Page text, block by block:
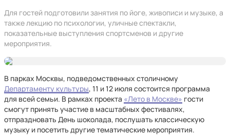
Для гостей подготовили занятия по йоге, живописи и музыке, а
также лекцию по психологии, уличные спектакли,
показательные выступления спортсменов и другие
мероприятия.
В парках Москвы, подведомственных столичному
Департаменту культуры, 11 и 12 июля состоится программа
для всей семьи. В рамках проекта «Лето в Москве» гости
смогут принять участие в масштабных фестивалях,
отпраздновать День шоколада, послушать классическую
музыку и посетить другие тематические мероприятия.